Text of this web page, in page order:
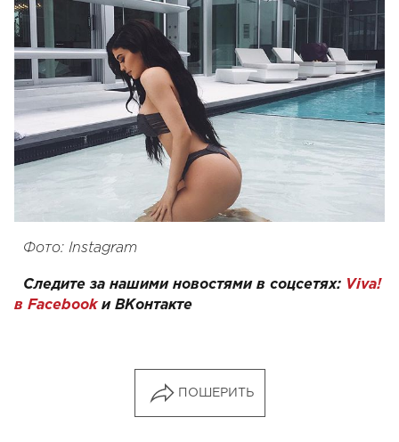
Фото: Instagram
Следите за нашими новостями в соцсетях: Viva!
в Facebookи ВКонтакте
ПОШЕРИТЬ